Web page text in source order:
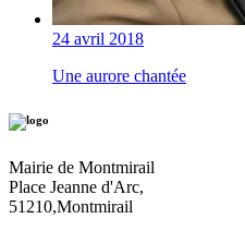
24 avril 2018
Une aurore chantée
Mairie de Montmirail
Place Jeanne d'Arc,
51210,Montmirail